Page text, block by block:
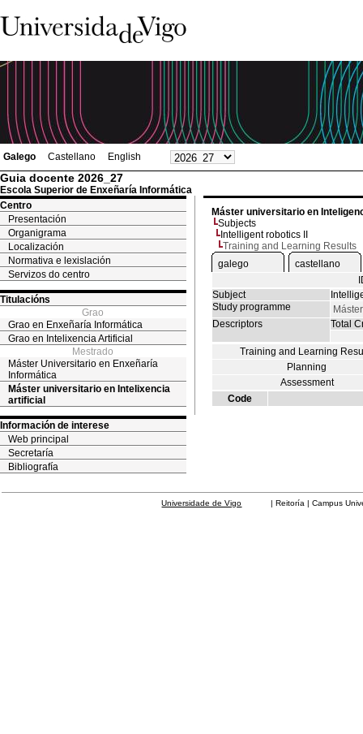
Galego Castellano English
Guia docente 2026_27
Escola Superior de Enxeñaría Informática
Centro
Presentación
Organigrama
Localización
Normativa e lexislación
Servizos do centro
Titulacións
Grao
Grao en Enxeñaría Informática
Grao en Intelixencia Artificial
Mestrado
Máster Universitario en Enxeñaría
Informática
Máster universitario en Intelixencia
artificial
Información de interese
Web principal
Secretaría
Bibliografía
Máster universitario en
Subjects
Intelligent robotics II
Training and Learning Results
galego
castellano
Subject
Study programme
Descriptors
Total
Training and Learning
Planning
Assessment
Code
Universidade de Vigo | Reitoría | Campus